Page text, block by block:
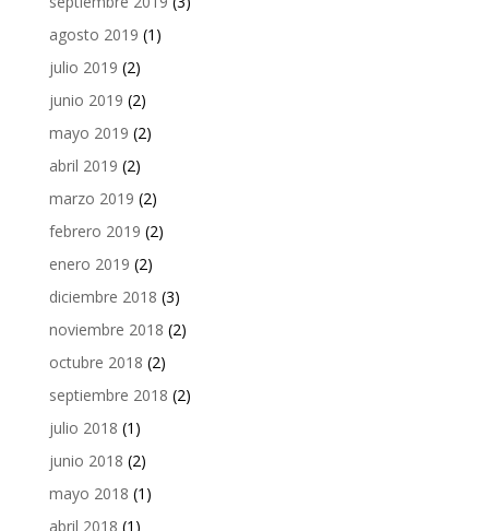
agosto 2019 (1)
julio 2019 (2)
junio 2019 (2)
mayo 2019 (2)
abril 2019 (2)
marzo 2019 (2)
febrero 2019 (2)
enero 2019 (2)
diciembre 2018 (3)
noviembre 2018 (2)
octubre 2018 (2)
septiembre 2018 (2)
julio 2018 (1)
junio 2018 (2)
mayo 2018 (1)
abril 2018 (1)